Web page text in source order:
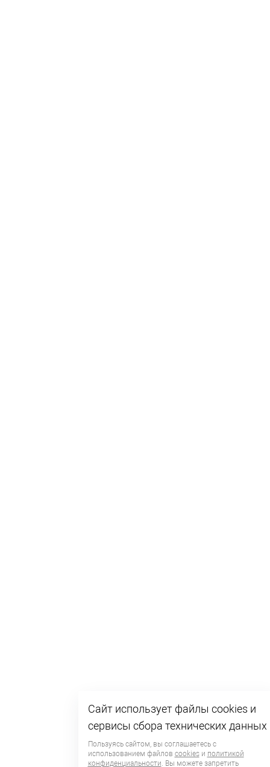
Сайт использует файлы cookies и
сервисы сбора технических данных
Пользуясь сайтом, вы соглашаетесь с
использованием файлов cookiesи политикой
конфиденциальности. Вы можете запретить